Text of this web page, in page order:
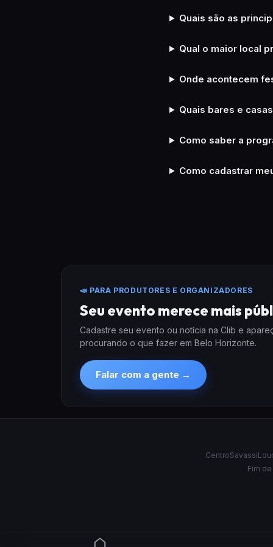
Quais são as
Qual o maior local
Onde acontecem
Quais bares e
Como saber a
Como cadastrar
📣 PARA PRODUTORES E ORGANIZADORES
Seu evento merece mais
Cadastre seu evento ou notícia na Clib e
procurando o que fazer em Belo Horizonte.
Falar com a gente →
CentroSavassi
Fim